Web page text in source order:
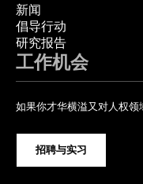
新闻
倡导行动
研究报告
工作机会
如果你才华横溢又对人权
招聘与实习